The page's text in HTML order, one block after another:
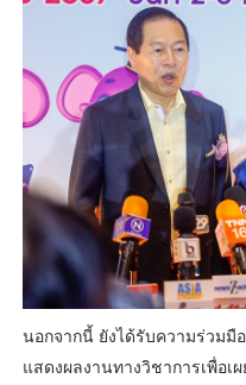
นอกจากนี้ ยังได้รับความร่วมมื
แสดงผลงานทางวิชาการเพื่อเ